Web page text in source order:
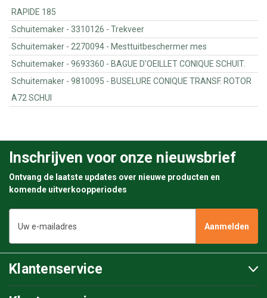
RAPIDE 185
Schuitemaker - 3310126 - Trekveer
Schuitemaker - 2270094 - Mesttuitbeschermer mes
Schuitemaker - 9693360 - BAGUE D'OEILLET CONIQUE SCHUIT.
Schuitemaker - 9810095 - BUSELURE CONIQUE TRANSF. ROTOR
A72 SCHUI
Inschrijven voor onze nieuwsbrief
Ontvang de laatste updates over nieuwe producten en
komende uitverkoopperiodes
mailadres
Klantenservice